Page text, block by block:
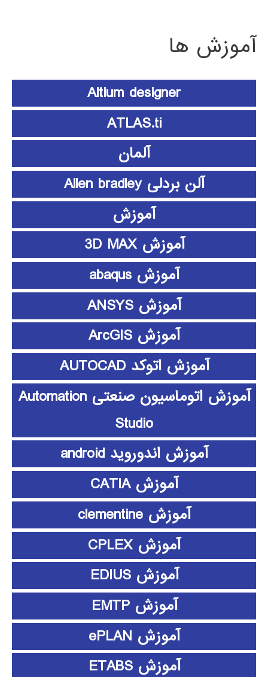
آموزش ها
Altium designer
ATLAS.ti
آلمان
آلن بردلی Allen bradley
آموزش
آموزش 3D MAX
آموزش abaqus
آموزش ANSYS
آموزش ArcGIS
آموزش اتوکد AUTOCAD
آموزش اتوماسیون صنعتی Automation
Studio
آموزش اندوروید android
آموزش CATIA
آموزش clementine
آموزش CPLEX
آموزش EDIUS
آموزش EMTP
آموزش ePLAN
آموزش ETABS